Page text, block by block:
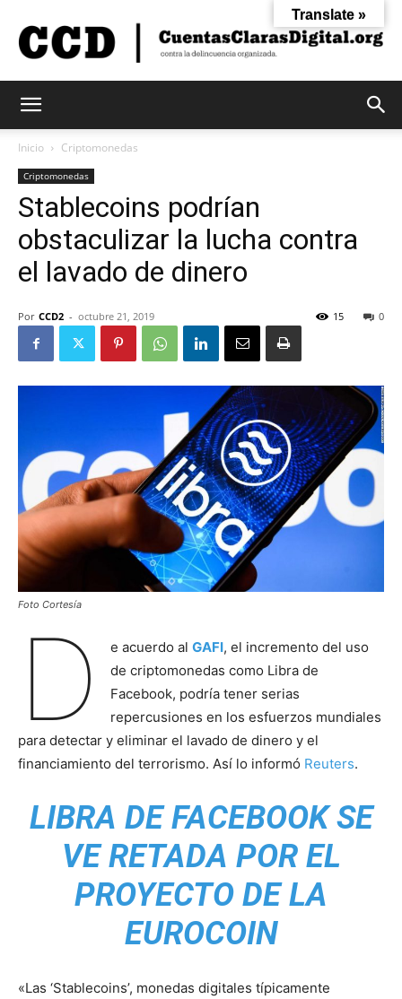
Claras
Digital
Inicio Criptomonedas
Criptomonedas
Stablecoins podrían
obstaculizar la lucha contra
el lavado de dinero
Por CCD2 - octubre 21, 2019 0
15
Foto Cortesía
D e acuerdo al GAFI, el incremento del uso
de criptomonedas como Libra de
Facebook, podría tener serias
repercusiones en los esfuerzos mundiales
para detectar y eliminar el lavado de dinero y el
financiamiento del terrorismo. Así lo informó Reuters.
LIBRA DE FACEBOOK SE
VE RETADA POR EL
PROYECTO DE LA
EUROCOIN
«Las ‘Stablecoins’, monedas digitales típicamente
Translate »